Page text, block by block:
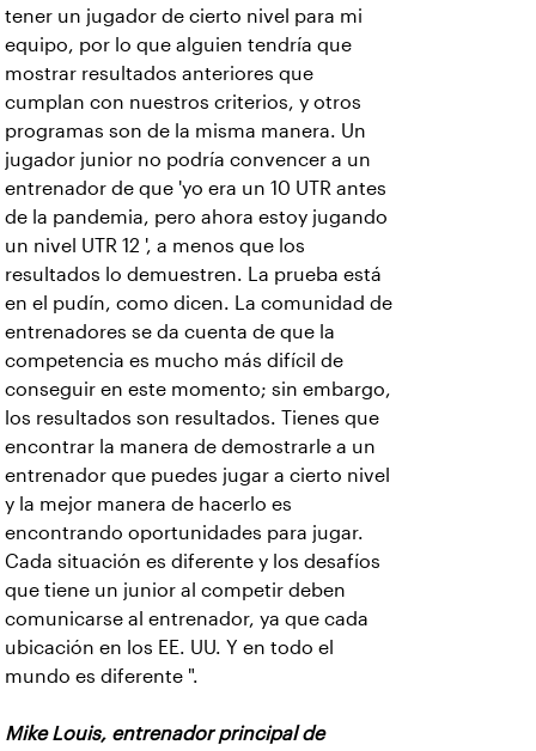
tener un jugador de cierto nivel para mi
equipo, por lo que alguien tendría que
mostrar resultados anteriores que
cumplan con nuestros criterios, y otros
programas son de la misma manera. Un
jugador junior no podría convencer a un
entrenador de que 'yo era un 10 UTR antes
de la pandemia, pero ahora estoy jugando
un nivel UTR 12 ', a menos que los
resultados lo demuestren. La prueba está
en el pudín, como dicen. La comunidad de
entrenadores se da cuenta de que la
competencia es mucho más difícil de
conseguir en este momento; sin embargo,
los resultados son resultados. Tienes que
encontrar la manera de demostrarle a un
entrenador que puedes jugar a cierto nivel
y la mejor manera de hacerlo es
encontrando oportunidades para jugar.
Cada situación es diferente y los desafíos
que tiene un junior al competir deben
comunicarse al entrenador, ya que cada
ubicación en los EE. UU. Y en todo el
mundo es diferente ".
Mike Louis, entrenador principal de